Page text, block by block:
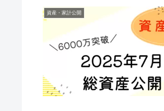
資産・家計公開